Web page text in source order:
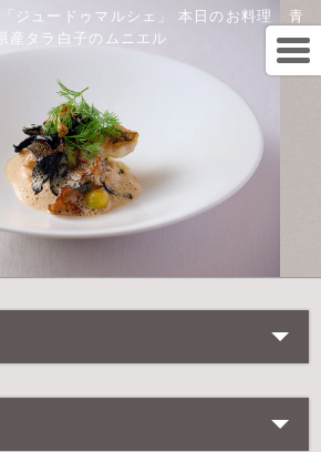
ジュードゥマルシェ」 本日のお料理 青
産タラ白子のムニエル